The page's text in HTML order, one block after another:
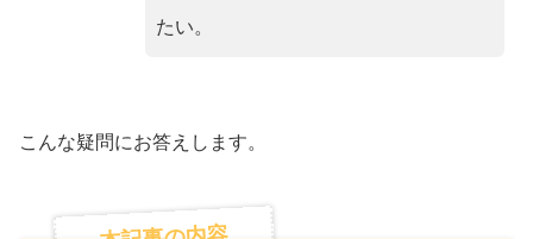
たい。
こんな疑問にお答えします。